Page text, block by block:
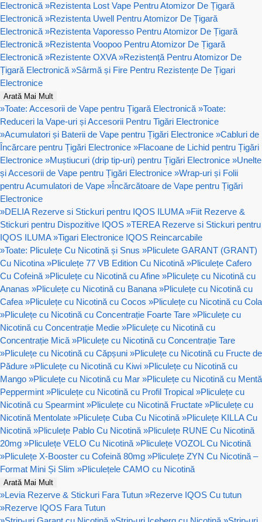
Electronică »Rezistenta Lost Vape Pentru Atomizor De Țigară
Electronică »Rezistenta Uwell Pentru Atomizor De Țigară
Electronică »Rezistenta Vaporesso Pentru Atomizor De Țigară
Electronică »Rezistenta Voopoo Pentru Atomizor De Țigară
Electronică »Rezistente OXVA »Rezistență Pentru Atomizor De
Țigară Electronică »Sârmă și Fire Pentru Rezistențe De Țigari
Electronice
Arată Mai Mult
»Toate: Accesorii de Vape pentru Țigară Electronică »Toate:
Reduceri la Vape-uri și Accesorii Pentru Tigări Electronice
»Acumulatori și Baterii de Vape pentru Țigări Electronice »Cabluri de
Încărcare pentru Țigări Electronice »Flacoane de Lichid pentru Țigări
Electronice »Muștiucuri (drip tip-uri) pentru Țigări Electronice »Unelte
și Accesorii de Vape pentru Țigări Electronice »Wrap-uri și Folii
pentru Acumulatori de Vape »Încărcătoare de Vape pentru Țigări
Electronice
»DELIA Rezerve si Stickuri pentru IQOS ILUMA »Fiit Rezerve &
Stickuri pentru Dispozitive IQOS »TEREA Rezerve si Stickuri pentru
IQOS ILUMA »Tigari Electronice IQOS Reincarcabile
»Toate: Pliculețe Cu Nicotină și Snus »Pliculete GARANT (GRANT)
Cu Nicotina »Pliculețe 77 VB Edition Cu Nicotină »Pliculețe Cafero
Cu Cofeină »Pliculețe cu Nicotină cu Afine »Pliculețe cu Nicotină cu
Ananas »Pliculețe cu Nicotină cu Banana »Pliculețe cu Nicotină cu
Cafea »Pliculețe cu Nicotină cu Cocos »Pliculețe cu Nicotină cu Cola
»Pliculețe cu Nicotină cu Concentrație Foarte Tare »Pliculețe cu
Nicotină cu Concentrație Medie »Pliculețe cu Nicotină cu
Concentrație Mică »Pliculețe cu Nicotină cu Concentrație Tare
»Pliculețe cu Nicotină cu Căpșuni »Pliculețe cu Nicotină cu Fructe de
Pădure »Pliculețe cu Nicotină cu Kiwi »Pliculețe cu Nicotină cu
Mango »Pliculețe cu Nicotină cu Mar »Pliculețe cu Nicotină cu Mentă
Peppermint »Pliculețe cu Nicotină cu Profil Tropical »Pliculețe cu
Nicotină cu Spearmint »Pliculețe cu Nicotină Fructate »Pliculețe cu
Nicotină Mentolate »Pliculețe Cuba Cu Nicotină »Pliculețe KILLA Cu
Nicotină »Pliculețe Pablo Cu Nicotină »Pliculețe RUNE Cu Nicotină
20mg »Pliculețe VELO Cu Nicotină »Pliculețe VOZOL Cu Nicotină
»Pliculețe X-Booster cu Cofeină 80mg »Pliculețe ZYN Cu Nicotină –
Format Mini Și Slim »Pliculețele CAMO cu Nicotină
Arată Mai Mult
»Levia Rezerve & Stickuri Fara Tutun »Rezerve IQOS Cu tutun
»Rezerve IQOS Fara Tutun